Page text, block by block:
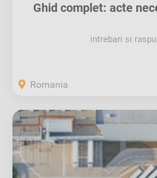
Ghid complet: acte
intrebari si
Romania